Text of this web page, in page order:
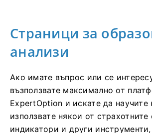
Страници за
анализи
Ако имате въпрос или се
възползвате максимално от
ExpertOption и искате да научите
използвате някои от страхотните
индикатори и други